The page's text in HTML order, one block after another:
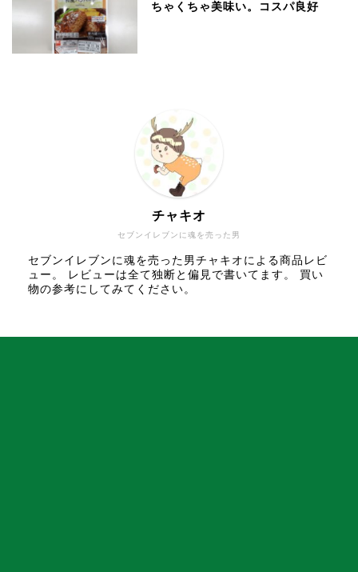
ちゃくちゃ美味い。コスパ良好
セブンイレブンに魂を売った男
チャキオ
セブンイレブンに魂を売った男チャキオによる商品レビ
ュー。 レビューは全て独断と偏見で書いてます。 買い
物の参考にしてみてください。